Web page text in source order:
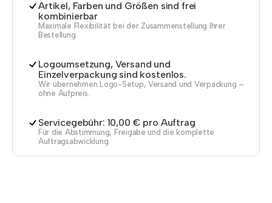
Artikel, Farben und Größen sind frei
kombinierbar
Maximale Flexibilität bei der Zusammenstellung Ihrer
Bestellung.
Logoumsetzung, Versand und
Einzelverpackung sind kostenlos.
Wir übernehmen Logo-Setup, Versand und Verpackung –
ohne Aufpreis.
Servicegebühr: 10,00 € pro Auftrag
Für die Abstimmung, Freigabe und die komplette
Auftragsabwicklung.